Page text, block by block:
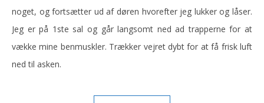
noget, og fortsætter ud af døren hvorefter jeg lukker og låser.
Jeg er på 1ste sal og går langsomt ned ad trapperne for at
vække mine benmuskler. Trækker vejret dybt for at få frisk luft
ned til asken.